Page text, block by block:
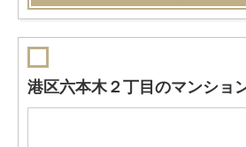
港区六本木２丁目のマンショ